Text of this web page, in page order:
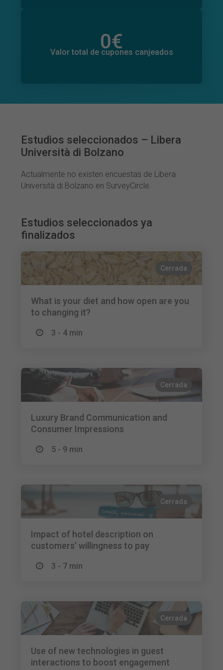
0€
Valor total de cupones canjeados
0€
Valor total de donaciones
Estudios seleccionados – Libera
Università di Bolzano
Actualmente no existen encuestas de Libera
Università di Bolzano en SurveyCircle.
Estudios seleccionados ya
finalizados
Cerrada
What is your diet and how open are you
to changing it?
3 - 4 min
Cerrada
Luxury Brand Communication and
Consumer Impressions
5 - 9 min
Cerrada
Impact of hotel description on
customers' willingness to pay
3 - 7 min
Cerrada
Use of new technologies in guest
interactions to boost engagement